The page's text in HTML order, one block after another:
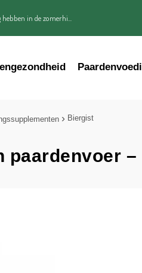
in de zomerhi...
Biergist
paardenvoer